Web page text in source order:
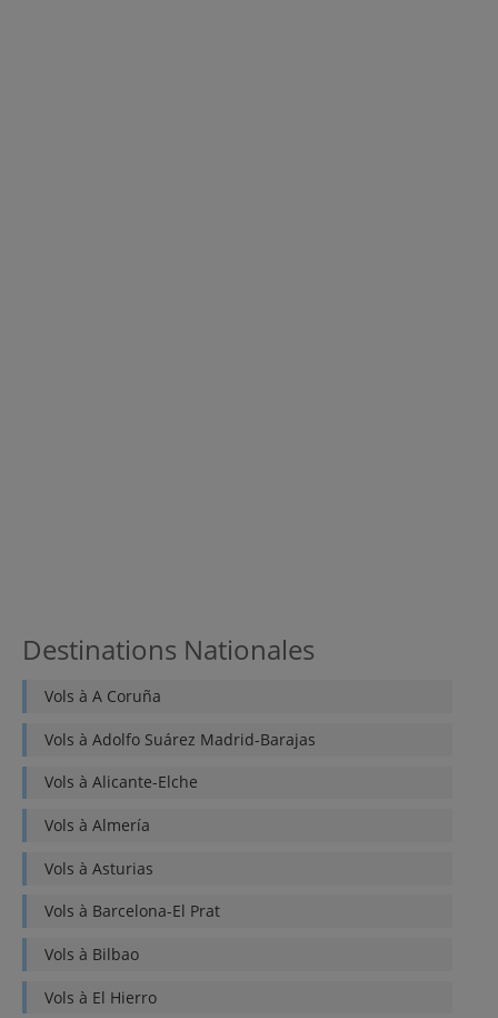
Destinations Nationales
Vols à A Coruña
Vols à Adolfo Suárez Madrid-Barajas
Vols à Alicante-Elche
Vols à Almería
Vols à Asturias
Vols à Barcelona-El Prat
Vols à Bilbao
Vols à El Hierro